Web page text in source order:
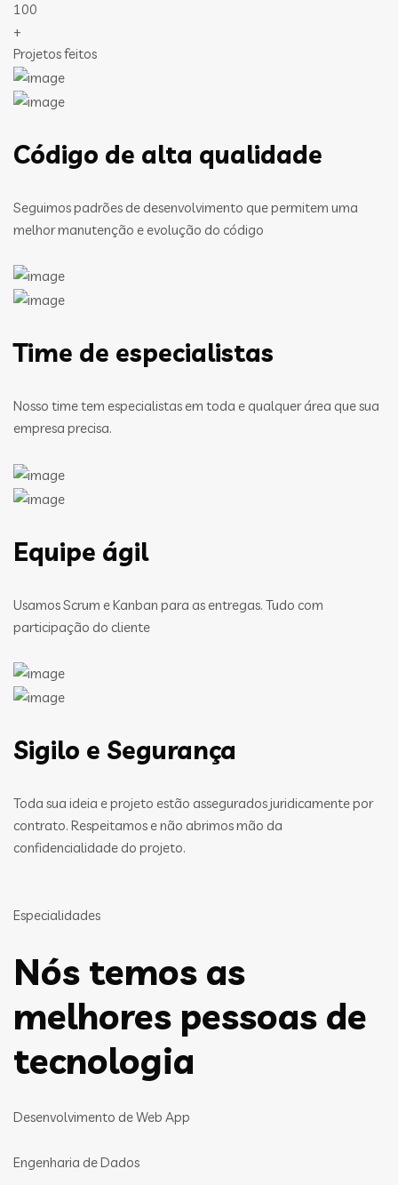
100
+
Projetos feitos
Código de alta qualidade
Seguimos padrões de desenvolvimento que permitem uma
melhor manutenção e evolução do código
Time de especialistas
Nosso time tem especialistas em toda e qualquer área que sua
empresa precisa.
Equipe ágil
Usamos Scrum e Kanban para as entregas. Tudo com
participação do cliente
Sigilo e Segurança
Toda sua ideia e projeto estão assegurados juridicamente por
contrato. Respeitamos e não abrimos mão da
confidencialidade do projeto.
Especialidades
Nós temos as
melhores pessoas de
tecnologia
Desenvolvimento de Web App
Engenharia de Dados